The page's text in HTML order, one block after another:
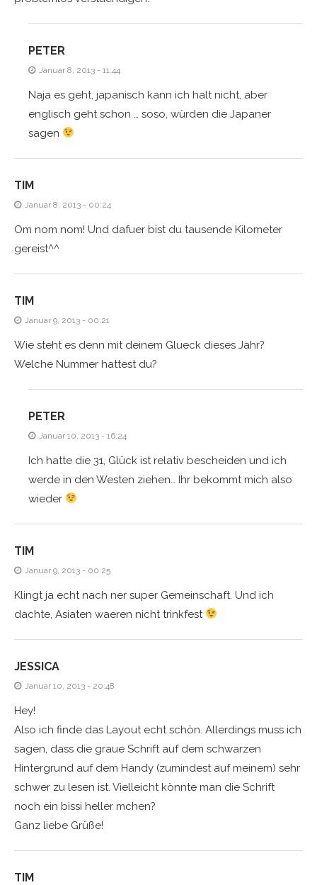
PETER
Januar 8, 2013 - 11:44
Naja es geht, japanisch kann ich halt nicht, aber
englisch geht schon … soso, würden die Japaner
sagen
TIM
Januar 8, 2013 - 00:24
Om nom nom! Und dafuer bist du tausende Kilometer
gereist^^
TIM
Januar 9, 2013 - 00:21
Wie steht es denn mit deinem Glueck dieses Jahr?
Welche Nummer hattest du?
PETER
Januar 10, 2013 - 16:24
Ich hatte die 31, Glück ist relativ bescheiden und ich
werde in den Westen ziehen… Ihr bekommt mich also
wieder
TIM
Januar 9, 2013 - 00:25
Klingt ja echt nach ner super Gemeinschaft. Und ich
dachte, Asiaten waeren nicht trinkfest
JESSICA
Januar 10, 2013 - 20:48
Hey!
Also ich finde das Layout echt schön. Allerdings muss ich
sagen, dass die graue Schrift auf dem schwarzen
Hintergrund auf dem Handy (zumindest auf meinem) sehr
schwer zu lesen ist. Vielleicht könnte man die Schrift
noch ein bissi heller mchen?
Ganz liebe Grüße!
TIM